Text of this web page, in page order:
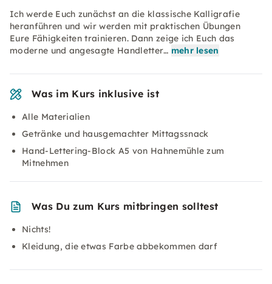
Ich werde Euch zunächst an die klassische Kalligrafie
heranführen und wir werden mit praktischen Übungen
Eure Fähigkeiten trainieren. Dann zeige ich Euch das
moderne und angesagte Handletter… mehr lesen
Was im Kurs inklusive ist
Alle Materialien
Getränke und hausgemachter Mittagssnack
Hand-Lettering-Block A5 von Hahnemühle zum
Mitnehmen
Was Du zum Kurs mitbringen solltest
Nichts!
Kleidung, die etwas Farbe abbekommen darf